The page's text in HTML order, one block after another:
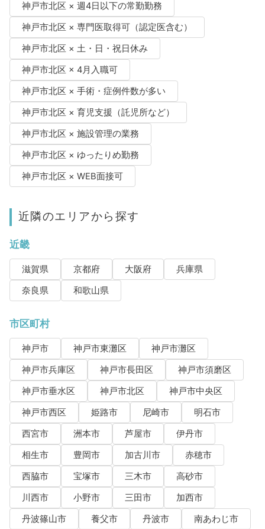
神戸市北区 × 週4日以下の常勤勤務
神戸市北区 × 専門医取得可（認定医含む）
神戸市北区 × 土・日・祝日休み
神戸市北区 × 4月入職可
神戸市北区 × 手術・症例件数が多い
神戸市北区 × 育児支援（託児所など）
神戸市北区 × 施設管理の業務
神戸市北区 × ゆったりめ勤務
神戸市北区 × WEB面接可
近隣のエリアから探す
近畿
滋賀県 京都府 大阪府
兵庫県
奈良県
和歌山県
市区町村
神戸市 神戸市東灘区
神戸市灘区
神戸市兵庫区
神戸市長田区
神戸市須磨区
神戸市垂水区
神戸市北区
神戸市中央区
神戸市西区
姫路市 尼崎市
明石市
西宮市
洲本市 芦屋市
伊丹市
相生市
豊岡市 加古川市
赤穂市
西脇市
宝塚市 三木市
高砂市
川西市
小野市 三田市
加西市
丹波篠山市
養父市 丹波市
南あわじ市